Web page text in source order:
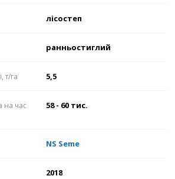
лісостеп
ранньостиглий
т/га 5,5
на час
58 - 60 тис.
NS Seme
2018